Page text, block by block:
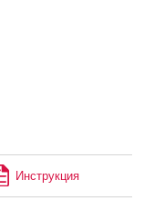
Инструкция